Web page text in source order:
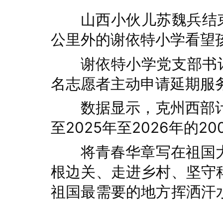
山西小伙儿苏魏兵
公里外的谢依特小学看望
谢依特小学党支部
名志愿者主动申请延期
数据显示，克州西
至2025年至2026年的
将青春华章写在祖国
根边关、走进乡村、坚
祖国最需要的地方挥洒